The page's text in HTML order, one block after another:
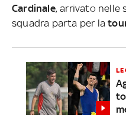
Cardinale, arrivato nelle
squadra parta per la